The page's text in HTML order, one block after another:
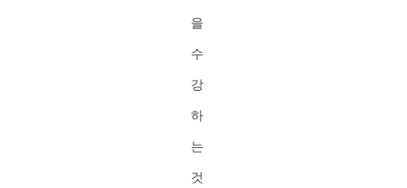
을
수
강
하
는
것